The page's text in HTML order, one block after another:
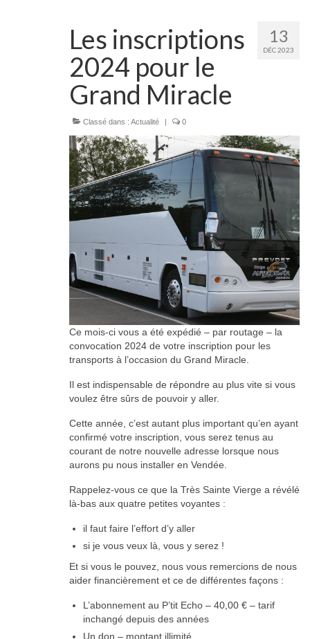
13
DÉC 2023
Les inscriptions
2024 pour le
Grand Miracle
Classé dans : Actualité | 0
Ce mois-ci vous a été expédié – par routage – la
convocation 2024 de votre inscription pour les
transports à l’occasion du Grand Miracle.
Il est indispensable de répondre au plus vite si vous
voulez être sûrs de pouvoir y aller.
Cette année, c’est autant plus important qu’en ayant
confirmé votre inscription, vous serez tenus au
courant de notre nouvelle adresse lorsque nous
aurons pu nous installer en Vendée.
Rappelez-vous ce que la Très Sainte Vierge a révélé
là-bas aux quatre petites voyantes :
il faut faire l’effort d’y aller
si je vous veux là, vous y serez !
Et si vous le pouvez, nous vous remercions de nous
aider financièrement et ce de différentes façons :
L’abonnement au P’tit Echo – 40,00 € – tarif
inchangé depuis des années
Un don – montant illimité